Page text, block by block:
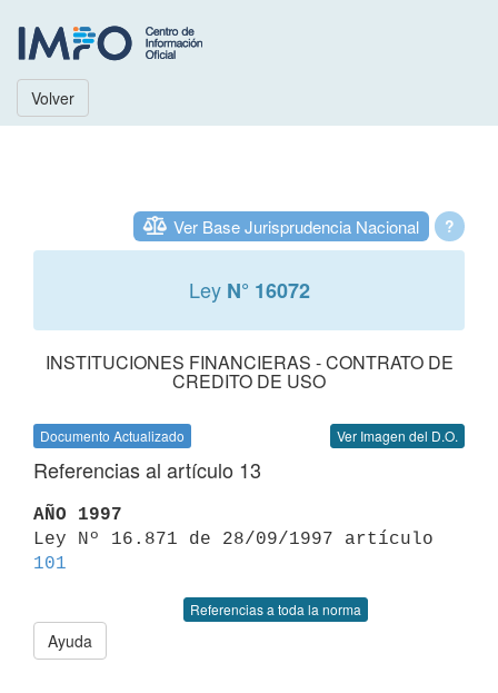
Volver
?
Ver Base Jurisprudencia Nacional
Ley N° 16072
INSTITUCIONES FINANCIERAS - CONTRATO DE
CREDITO DE USO
Documento Actualizado Ver Imagen del D.O.
Referencias al artículo 13
AÑO 1997
101
Referencias a toda la norma
Ayuda